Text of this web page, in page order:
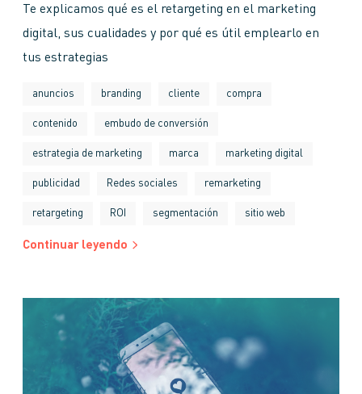
Te explicamos qué es el retargeting en el marketing
digital, sus cualidades y por qué es útil emplearlo en
tus estrategias
anuncios branding cliente compra
contenido embudo de conversión
estrategia de marketing marca marketing digital
publicidad Redes sociales remarketing
retargeting ROI segmentación sitio web
Continuar leyendo